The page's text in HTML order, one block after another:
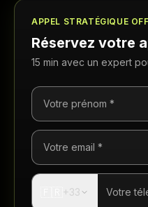
APPEL STRATÉGIQUE
Réservez votre
15 min avec un expert
+33